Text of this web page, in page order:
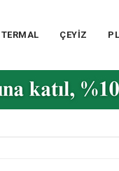
TERMAL ÇEYİZ